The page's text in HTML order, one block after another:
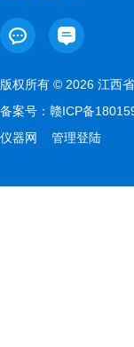
版权所有 © 2026 江西
备案号： 赣ICP备
仪器网
管理登陆